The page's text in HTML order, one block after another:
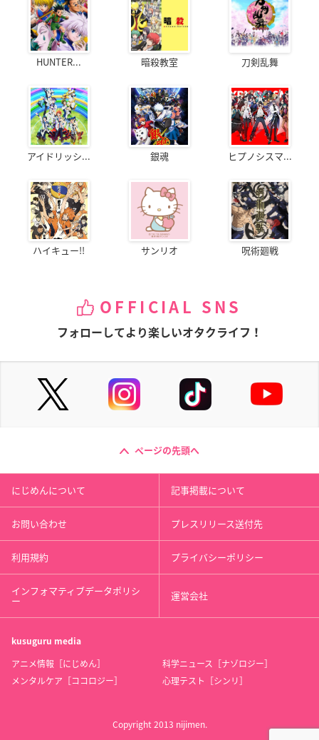
HUNTER... 暗殺教室 刀剣乱舞
アイドリッシ... 銀魂 ヒプノシスマ...
ハイキュー!! サンリオ 呪術廻戦
OFFICIAL SNS
フォローしてより楽しいオタクライフ！
ページの先頭へ
にじめんについて 記事掲載について
お問い合わせ プレスリリース送付先
利用規約 プライバシーポリシー
インフォマティブデータポリシ
ー 運営会社
kusuguru media
アニメ情報［にじめん］
科学ニュース［ナゾロジー］
メンタルケア［ココロジー］
心理テスト［シンリ］
Copyright 2013 nijimen.